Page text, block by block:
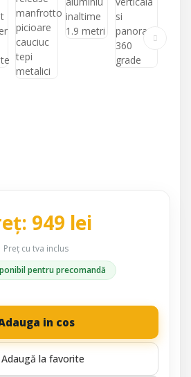
949 lei
Preț cu tva inclus
pentru precomandă
in cos